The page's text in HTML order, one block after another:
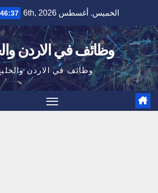
content
الخميس. أغسطس 6th, 2026 AM
وظائف في الاردن
وظائف في الاردن